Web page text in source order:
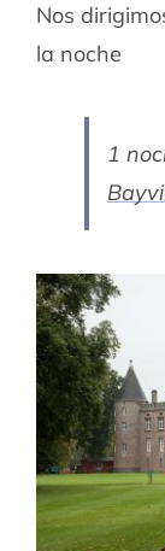
Nos
la noche
1